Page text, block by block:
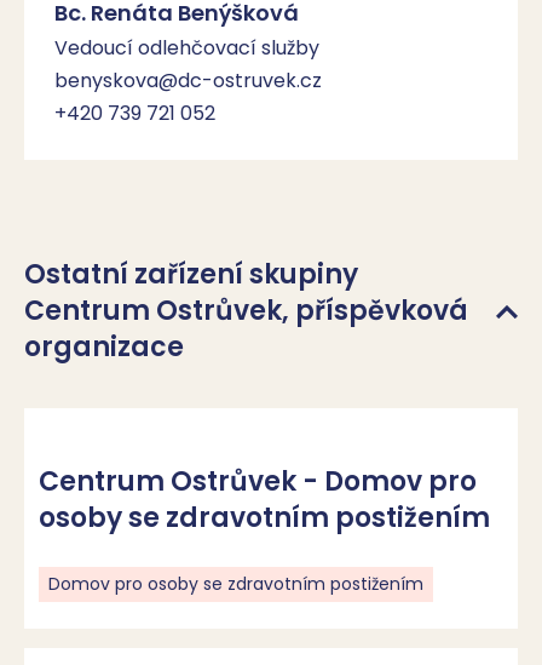
Bc. Renáta Benýšková
Vedoucí odlehčovací služby
benyskova@dc-ostruvek.cz
+420 739 721 052
Ostatní zařízení skupiny
Centrum Ostrůvek, příspěvková
organizace
Centrum Ostrůvek - Domov pro
osoby se zdravotním postižením
Domov pro osoby se zdravotním postižením